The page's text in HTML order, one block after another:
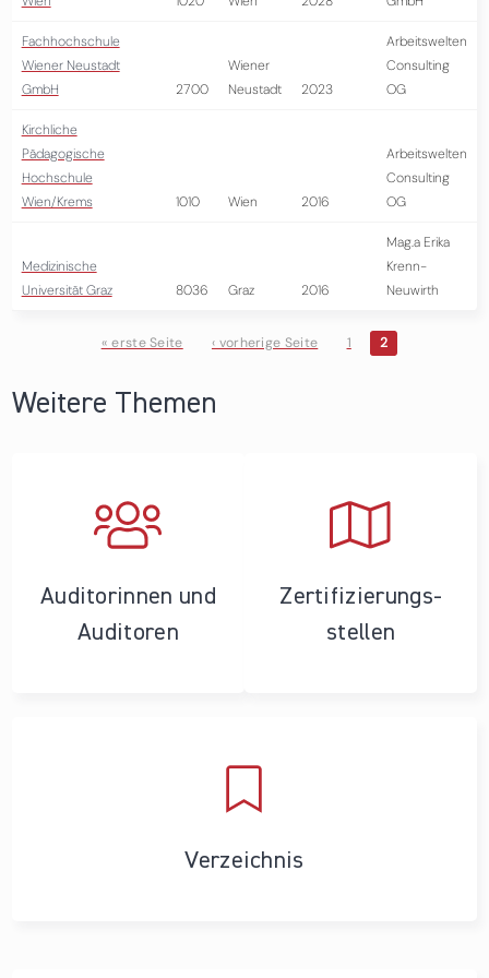
Fachhochschule
Wiener Neustadt
GmbH
2700
Wiener
Neustadt
2023
Arbeitswelten
Consulting
OG
Kirchliche
Pädagogische
Hochschule
Wien/Krems
1010 Wien 2016
Arbeitswelten
Consulting
OG
Medizinische
Universität Graz
8036 Graz 2016
Mag.a Erika
Krenn-
Neuwirth
« erste Seite ‹ vorherige Seite 1 2
Weitere Themen
Auditorinnen und
Auditoren
Zertifizierungs­
stellen
Verzeichnis